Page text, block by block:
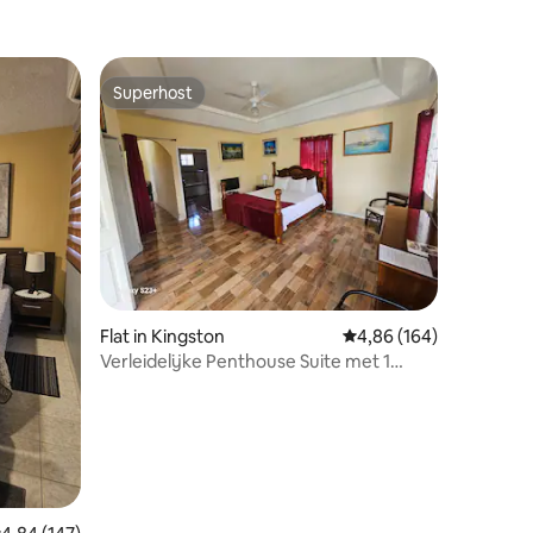
Superhost
Superhost
Flat in Kingston Gemiddelde
4,86 (164)
Verleidelijke Penthouse Suite met 1